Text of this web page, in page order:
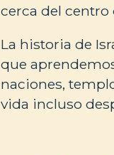
cerca del centro
La historia de
que
naciones,
vida incluso